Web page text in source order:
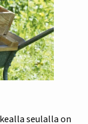
seulalla on